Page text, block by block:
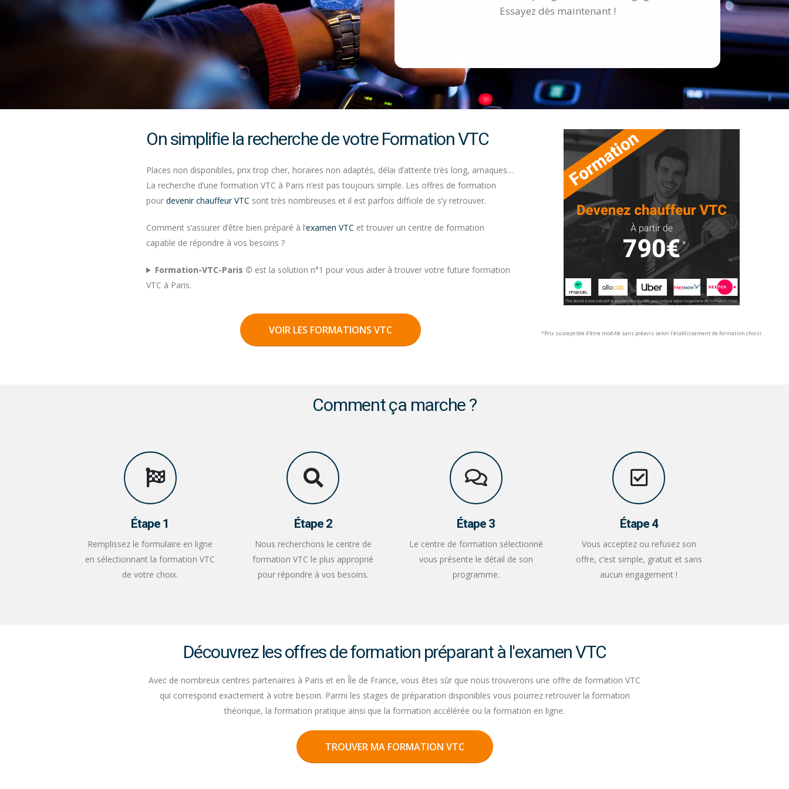
Essayez dès maintenant !
On simplifie la recherche de votre Formation VTC
Places non disponibles, prix trop cher, horaires non adaptés, délai d’attente très long, arnaques…
La recherche d’une formation VTC à Paris n’est pas toujours simple. Les offres de formation
pour devenir chauffeur VTC sont très nombreuses et il est parfois difficile de s’y retrouver.
Comment s’assurer d’être bien préparé à l’examen VTC et trouver un centre de formation
capable de répondre à vos besoins ?
Formation-VTC-Paris © est la solution n°1 pour vous aider à trouver votre future formation
VTC à Paris.
VOIR LES FORMATIONS VTC *Prix susceptible d’être modifié sans préavis selon l’établissement de formation choisi.
Comment ça marche ?
Étape 1
Remplissez le formulaire en ligne
en sélectionnant la formation VTC
de votre choix.
Étape 2
Nous recherchons le centre de
formation VTC le plus approprié
pour répondre à vos besoins.
Étape 3
Le centre de formation sélectionné
vous présente le détail de son
programme.
Étape 4
Vous acceptez ou refusez son
offre, c’est simple, gratuit et sans
aucun engagement !
Découvrez les offres de formation préparant à l'examen VTC
Avec de nombreux centres partenaires à Paris et en Île de France, vous êtes sûr que nous trouverons une offre de formation VTC
qui correspond exactement à votre besoin. Parmi les stages de préparation disponibles vous pourrez retrouver la formation
théorique, la formation pratique ainsi que la formation accélérée ou la formation en ligne.
TROUVER MA FORMATION VTC